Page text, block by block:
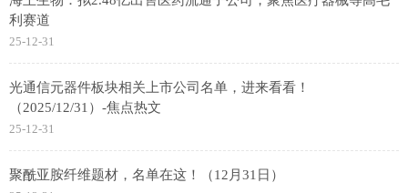
利赛道
25-12-31
光通信元器件板块相关上市公司名单，进来看看！
（2025/12/31）-焦点热文
25-12-31
聚酰亚胺纤维题材，名单在这！（12月31日）